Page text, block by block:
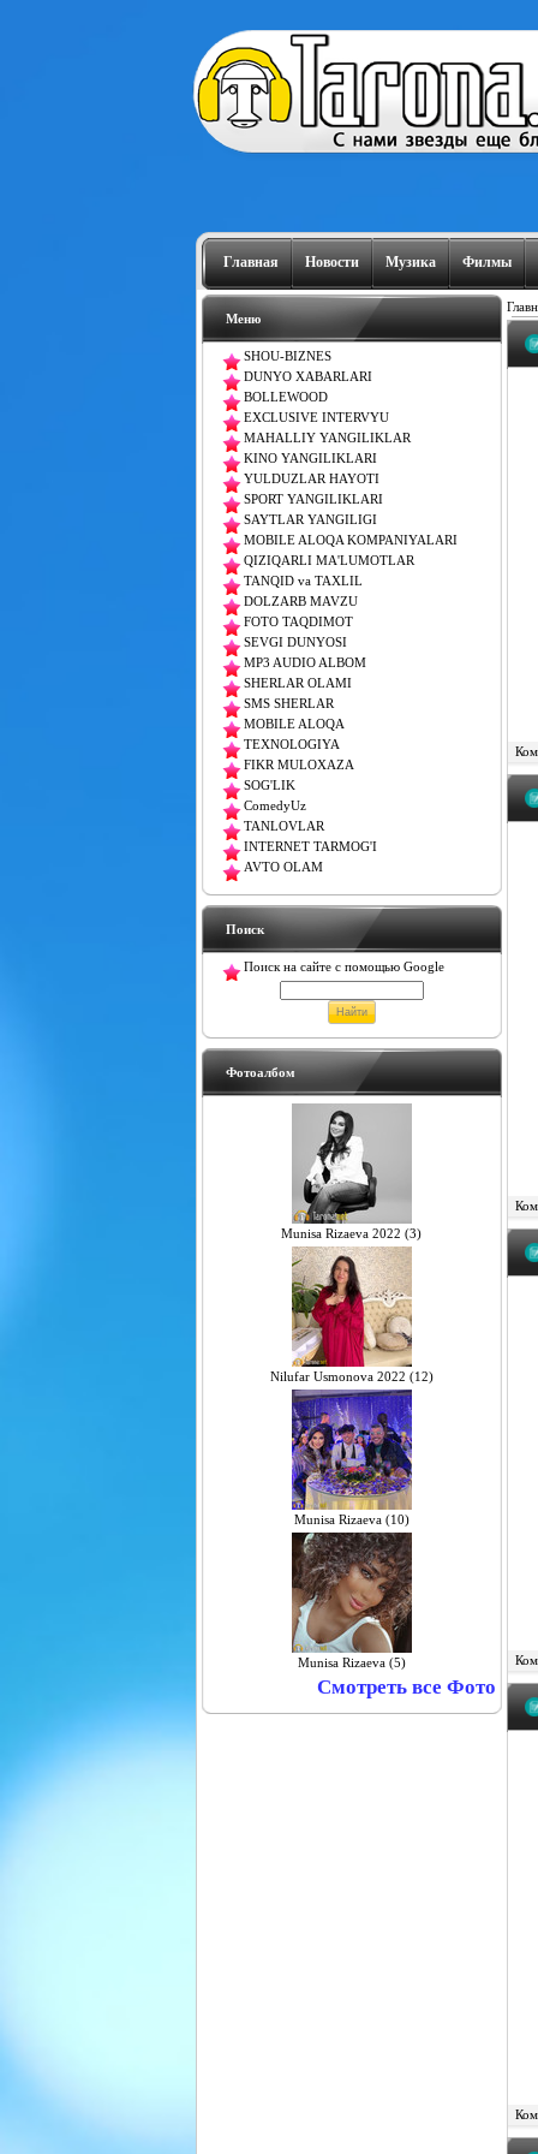
Главная Новости Музика Филмы
Меню
SHOU-BIZNES
DUNYO XABARLARI
BOLLEWOOD
EXCLUSIVE INTERVYU
MAHALLIY YANGILIKLAR
KINO YANGILIKLARI
YULDUZLAR HAYOTI
SPORT YANGILIKLARI
SAYTLAR YANGILIGI
MOBILE ALOQA KOMPANIYALARI
QIZIQARLI MA'LUMOTLAR
TANQID va TAXLIL
DOLZARB MAVZU
FOTO TAQDIMOT
SEVGI DUNYOSI
MP3 AUDIO ALBOM
SHERLAR OLAMI
SMS SHERLAR
MOBILE ALOQA
TEXNOLOGIYA
FIKR MULOXAZA
SOG'LIK
ComedyUz
TANLOVLAR
INTERNET TARMOG'I
AVTO OLAM
Поиск
Поиск на сайте с помощью Google
Фотоалбом
Munisa Rizaeva 2022 (3)
Nilufar Usmonova 2022 (12)
Munisa Rizaeva (10)
Munisa Rizaeva (5)
Смотреть все Фото